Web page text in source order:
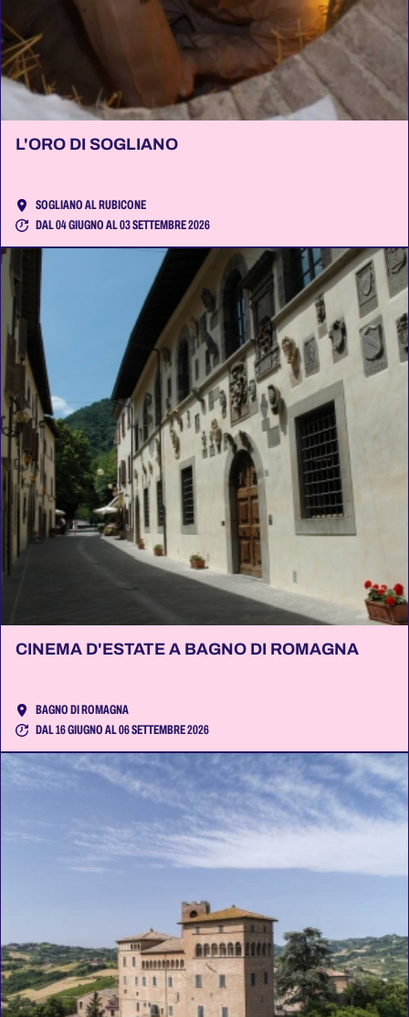
L'ORO DI SOGLIANO
SOGLIANO AL RUBICONE
DAL 04 GIUGNO AL 03 SETTEMBRE 2026
CINEMA D'ESTATE A BAGNO DI ROMAGNA
BAGNO DI ROMAGNA
DAL 16 GIUGNO AL 06 SETTEMBRE 2026